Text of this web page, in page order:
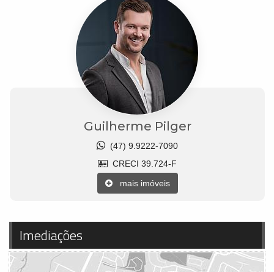
Guilherme Pilger
(47) 9.9222-7090
CRECI 39.724-F
mais imóveis
Imediações